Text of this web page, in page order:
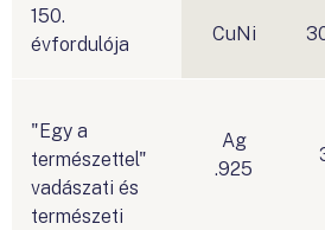
150.
évfordulója
CuNi
"Egy a
természettel"
vadászati és
természeti
Ag
.925